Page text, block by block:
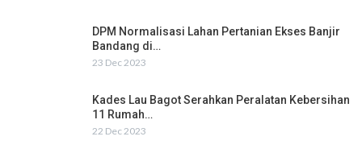
DPM Normalisasi Lahan Pertanian Ekses Banjir
Bandang di…
23 Dec 2023
Kades Lau Bagot Serahkan Peralatan Kebersihan
11 Rumah…
22 Dec 2023